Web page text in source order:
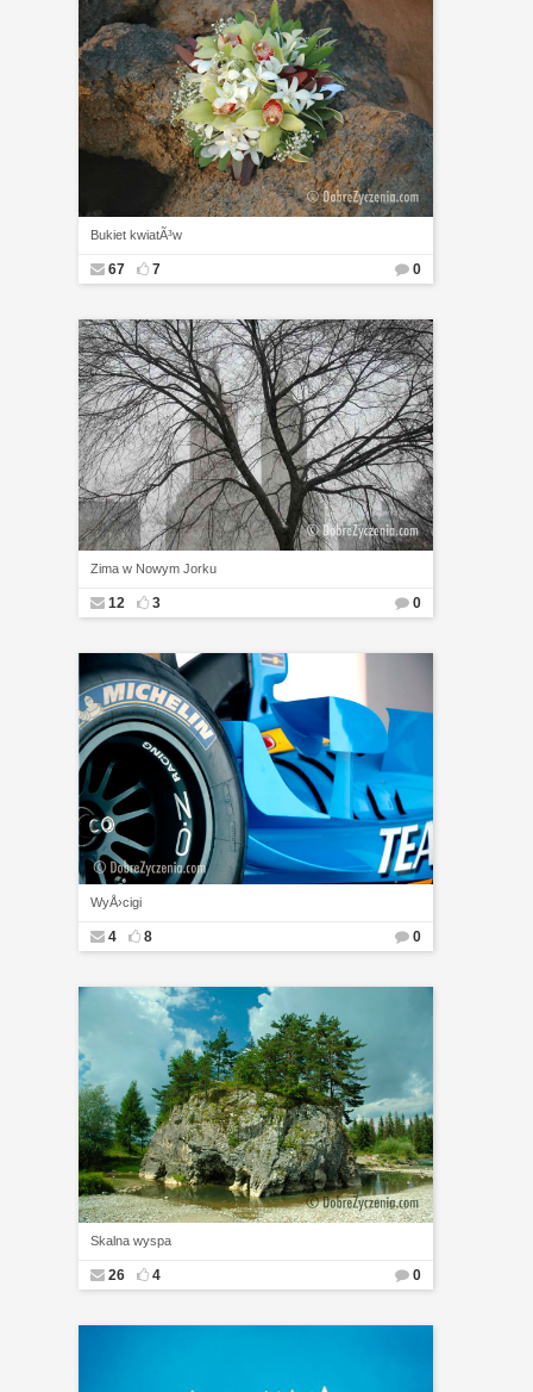
Bukiet kwiatÃ³w
67 7 0
Zima w Nowym Jorku
12 3 0
WyÅ›cigi
4 8 0
Skalna wyspa
26 4 0